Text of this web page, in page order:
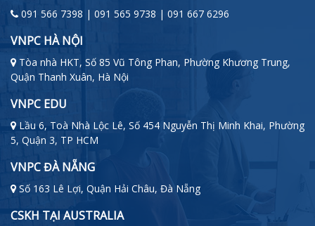
091 566 7398 | 091 565 9738 | 091 667 6296
VNPC HÀ NỘI
Tòa nhà HKT, Số 85 Vũ Tông Phan, Phường Khương Trung,
Quận Thanh Xuân, Hà Nội
VNPC EDU
Lầu 6, Toà Nhà Lộc Lê, Số 454 Nguyễn Thị Minh Khai, Phường
5, Quận 3, TP HCM
VNPC ĐÀ NẴNG
Số 163 Lê Lợi, Quận Hải Châu, Đà Nẵng
CSKH TẠI AUSTRALIA